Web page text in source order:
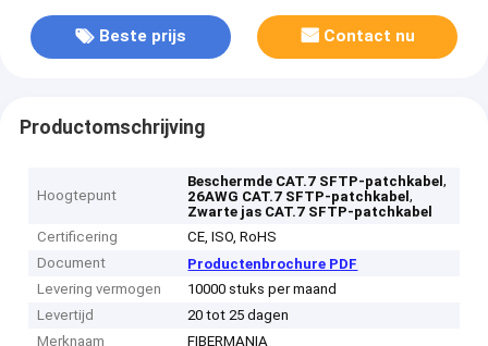
Beste prijs Contact nu
Productomschrijving
Hoogtepunt
Beschermde CAT.7 SFTP-patchkabel,
26AWG CAT.7 SFTP-patchkabel,
Zwarte jas CAT.7 SFTP-patchkabel
Certificering
CE, ISO, RoHS
Document
Productenbrochure PDF
Levering vermogen
10000 stuks per maand
Levertijd
20 tot 25 dagen
Merknaam
FIBERMANIA